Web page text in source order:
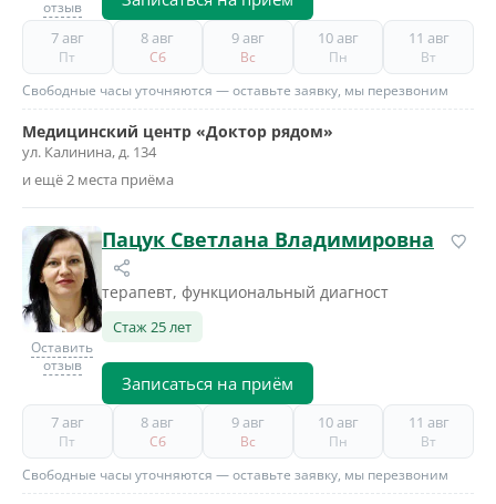
отзыв
7 авг
Пт
8 авг
Сб
9 авг
Вс
10 авг
Пн
11 авг
Вт
Свободные часы уточняются — оставьте заявку, мы перезвоним
Медицинский центр «Доктор рядом»
ул. Калинина, д. 134
и ещё 2 места приёма
Оставить
отзыв
Пацук Светлана Владимировна
терапевт, функциональный диагност
Стаж 25 лет
Записаться на приём
7 авг
Пт
8 авг
Сб
9 авг
Вс
10 авг
Пн
11 авг
Вт
Свободные часы уточняются — оставьте заявку, мы перезвоним